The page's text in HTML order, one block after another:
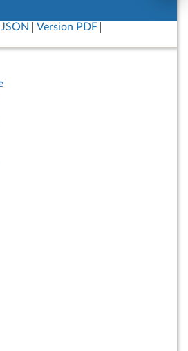
Version PDF